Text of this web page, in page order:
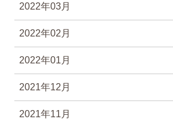
2022年03月
2022年02月
2022年01月
2021年12月
2021年11月